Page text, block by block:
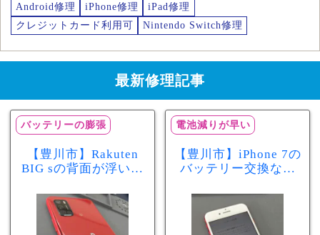
Android修理 iPhone修理
iPad修理
クレジットカード利用可
Nintendo Switch修理
最新修理記事
バッテリーの膨張
【豊川市】Rakuten
BIG sの背面が浮いて
リー膨張のサインか
もしれません！バッ
テリー交換修理事例
電池減りが早い
【豊川市】iPhone 7の
バッテリー交換なら
最大容量70％で電池
の減りが早い症状も
当日60分で改善